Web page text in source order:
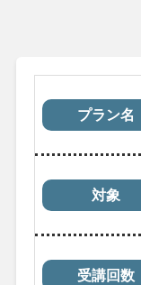
プラン名
プラン名
対象
受講回数